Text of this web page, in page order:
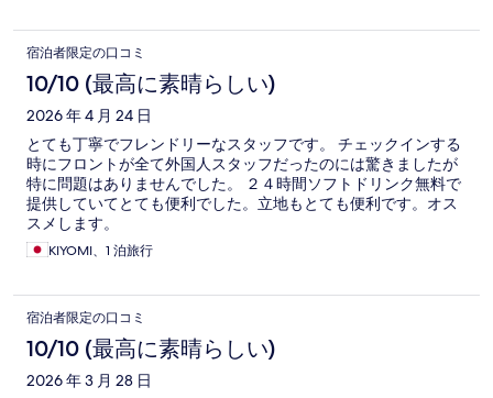
宿泊者限定の口コミ
10/10 (最高に素晴らしい)
2026 年 4 月 24 日
とても丁寧でフレンドリーなスタッフです。 チェックインする
時にフロントが全て外国人スタッフだったのには驚きましたが
特に問題はありませんでした。 ２４時間ソフトドリンク無料で
提供していてとても便利でした。立地もとても便利です。オス
スメします。
KIYOMI、1 泊旅行
宿泊者限定の口コミ
10/10 (最高に素晴らしい)
2026 年 3 月 28 日